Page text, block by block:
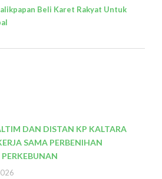
Beli Karet Rakyat Untuk
DAN DISTAN KP KALTARA
SAMA PERBENIHAN